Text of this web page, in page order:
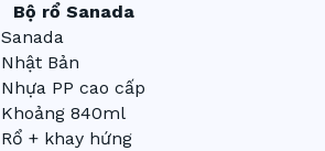
Bộ rổ Sanada
Sanada
Nhật Bản
Nhựa PP cao cấp
Khoảng 840ml
Rổ + khay hứng